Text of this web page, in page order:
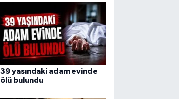
39 yaşındaki adam evinde
ölü bulundu